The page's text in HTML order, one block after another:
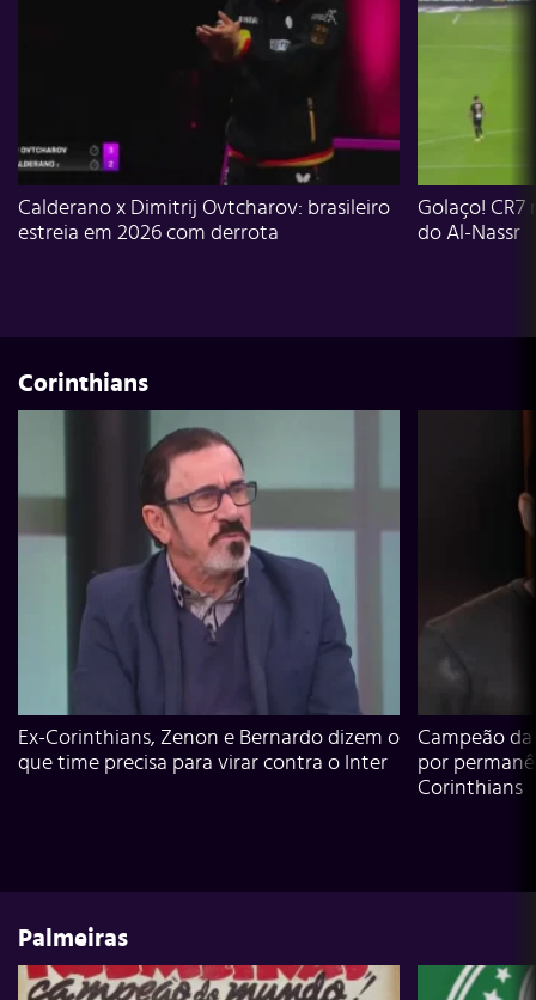
Calderano x Dimitrij Ovtcharov: brasileiro
estreia em 2026 com derrota
Golaço!
do Al-Nassr
Corinthians
Ex-Corinthians, Zenon e Bernardo dizem o
que time precisa para virar contra o Inter
Campeão
por
Corinthians
Palmeiras